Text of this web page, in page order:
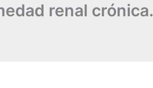
renal crónica.